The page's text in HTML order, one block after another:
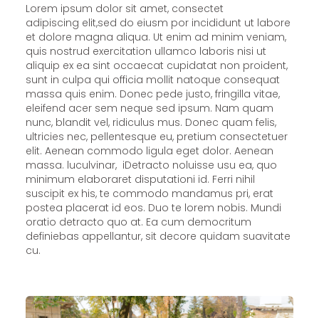
Lorem ipsum dolor sit amet, consectet
adipiscing elit,sed do eiusm por incididunt ut labore
et dolore magna aliqua. Ut enim ad minim veniam,
quis nostrud exercitation ullamco laboris nisi ut
aliquip ex ea sint occaecat cupidatat non proident,
sunt in culpa qui officia mollit natoque consequat
massa quis enim. Donec pede justo, fringilla vitae,
eleifend acer sem neque sed ipsum. Nam quam
nunc, blandit vel, ridiculus mus. Donec quam felis,
ultricies nec, pellentesque eu, pretium consectetuer
elit. Aenean commodo ligula eget dolor. Aenean
massa. luculvinar, iDetracto noluisse usu ea, quo
minimum elaboraret disputationi id. Ferri nihil
suscipit ex his, te commodo mandamus pri, erat
postea placerat id eos. Duo te lorem nobis. Mundi
oratio detracto quo at. Ea cum democritum
definiebas appellantur, sit decore quidam suavitate
cu.